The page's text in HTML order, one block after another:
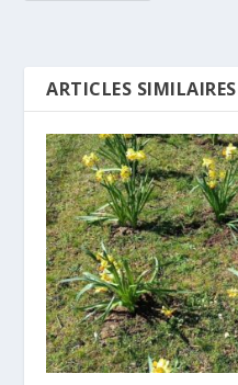
ARTICLES SIMILAIRES